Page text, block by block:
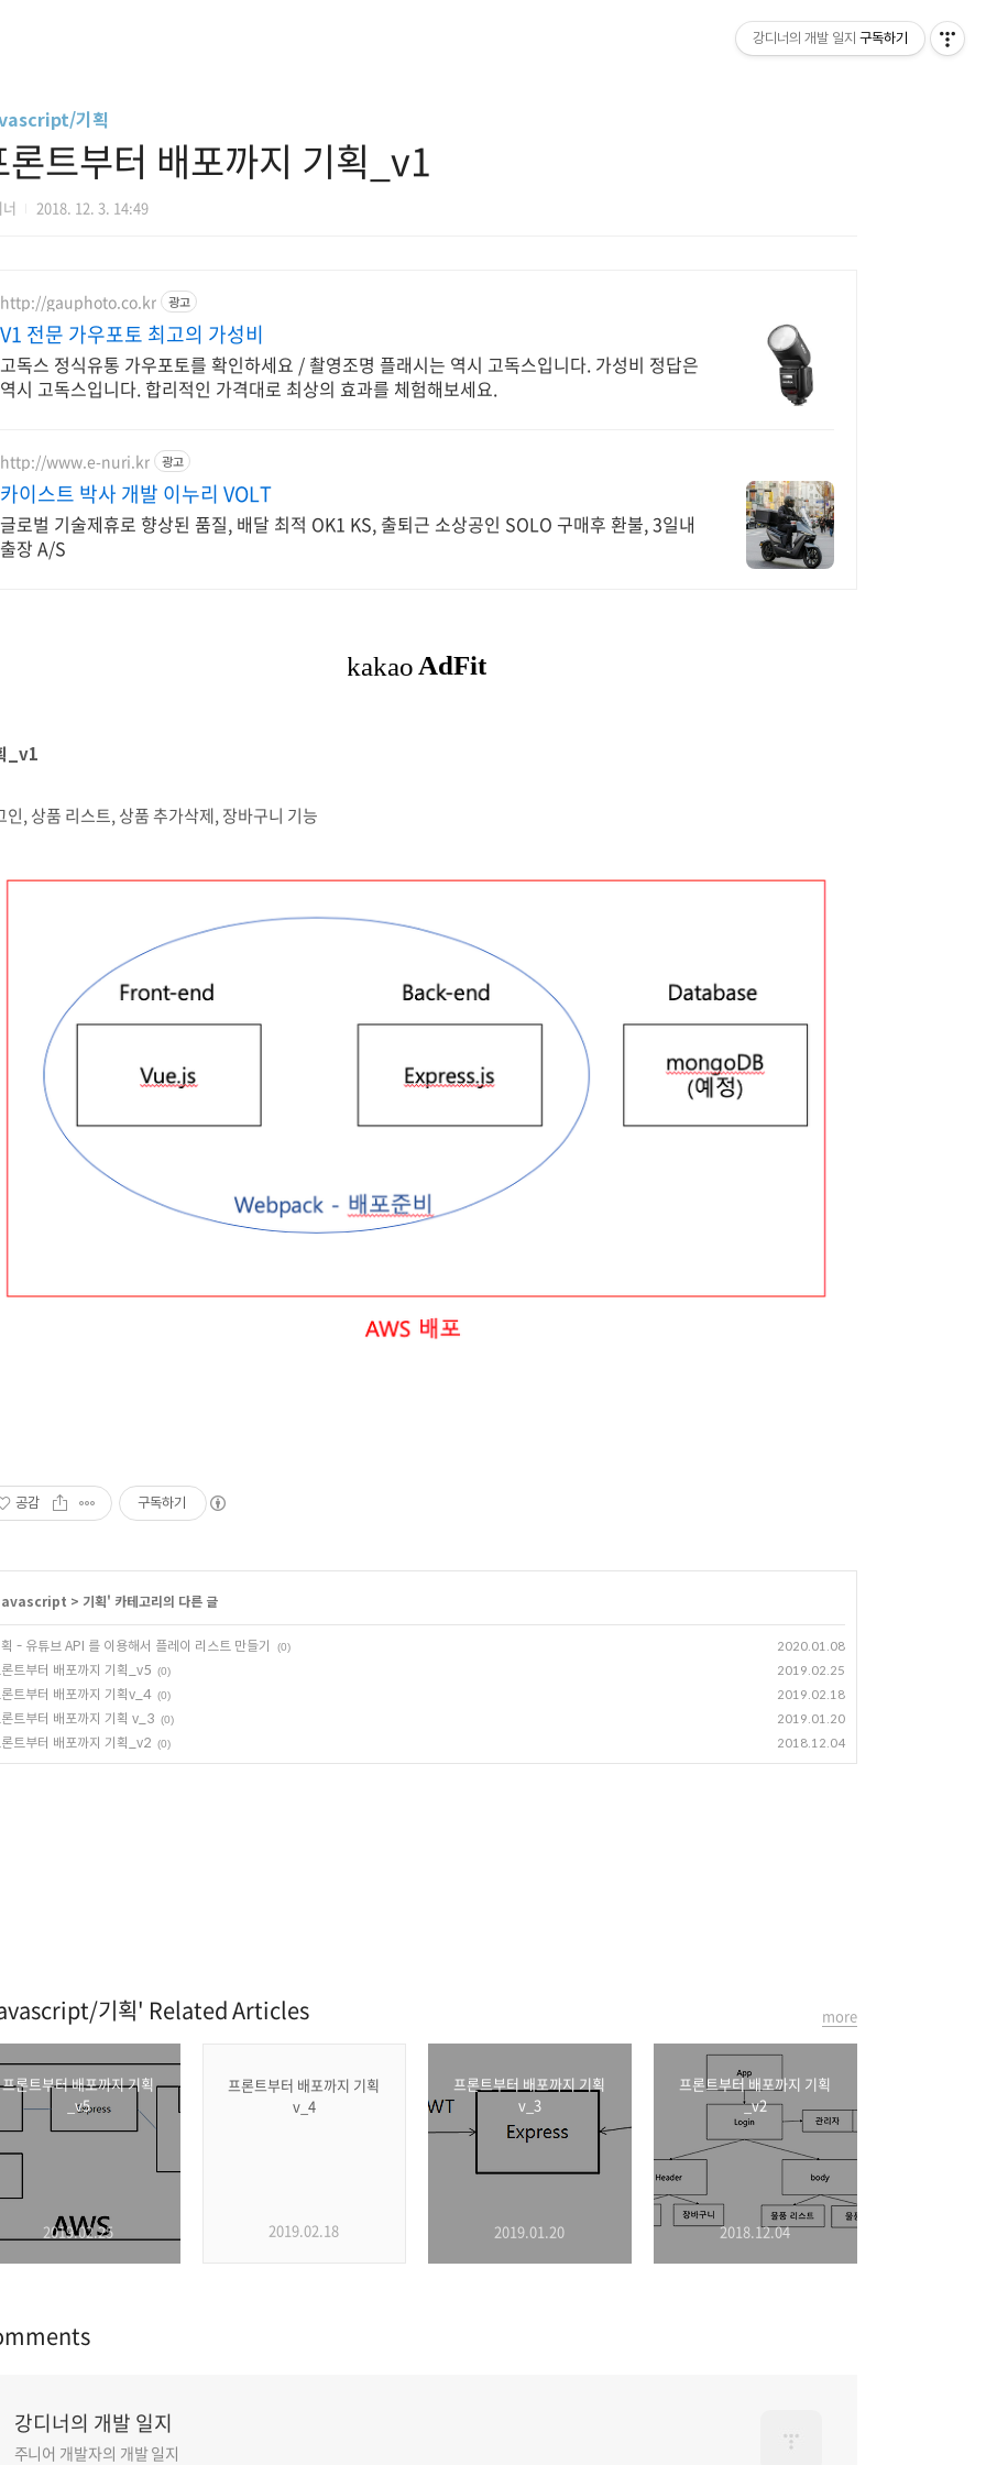
기획
론트부터 배포까지 기획_v1
2018. 12. 3. 14:49
http://gauphoto.co.kr 광고
V1 전문 가우포토 최고의 가성비
고독스 정식유통 가우포토를 확인하세요 / 촬영조명 플래시는 역시 고독스입니다. 가성비 정답은
역시 고독스입니다. 합리적인 가격대로 최상의 효과를 체험해보세요.
http://www.e-nuri.kr 광고
카이스트 박사 개발 이누리 VOLT
글로벌 기술제휴로 향상된 품질, 배달 최적 OK1 KS, 출퇴근 소상공인 SOLO 구매후 환불, 3일내
출장 A/S
_v1
인, 상품 리스트, 상품 추가삭제, 장바구니 기능
공감 구독하기
> 기획' 카테고리의 다른 글
- 유튜브 API 를 이용해서 플레이 리스트 만들기 (0) 2020.01.08
트부터 배포까지 기획_v5 (0) 2019.02.25
트부터 배포까지 기획v_4 (0) 2019.02.18
트부터 배포까지 기획 v_3 (0) 2019.01.20
트부터 배포까지 기획_v2 (0) 2018.12.04
기획' Related Articles
프론트부터 배포까지 기획
_v5
2019.02.25
프론트부터 배포까지 기획
v_4
2019.02.18
프론트부터 배포까지 기획
v_3
2019.01.20
프론트부터 배포까지 기획
_v2
2018.12.04
more
강디너의 개발 일지
주니어 개발자의 개발 일지
강디너의 개발 일지 구독하기